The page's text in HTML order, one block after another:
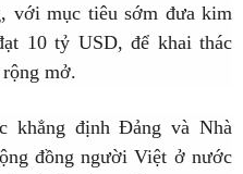
với mục tiêu sớm đưa kim
10 tỷ USD, để khai thác
mở.
khẳng định Đảng và Nhà
đồng người Việt ở nước